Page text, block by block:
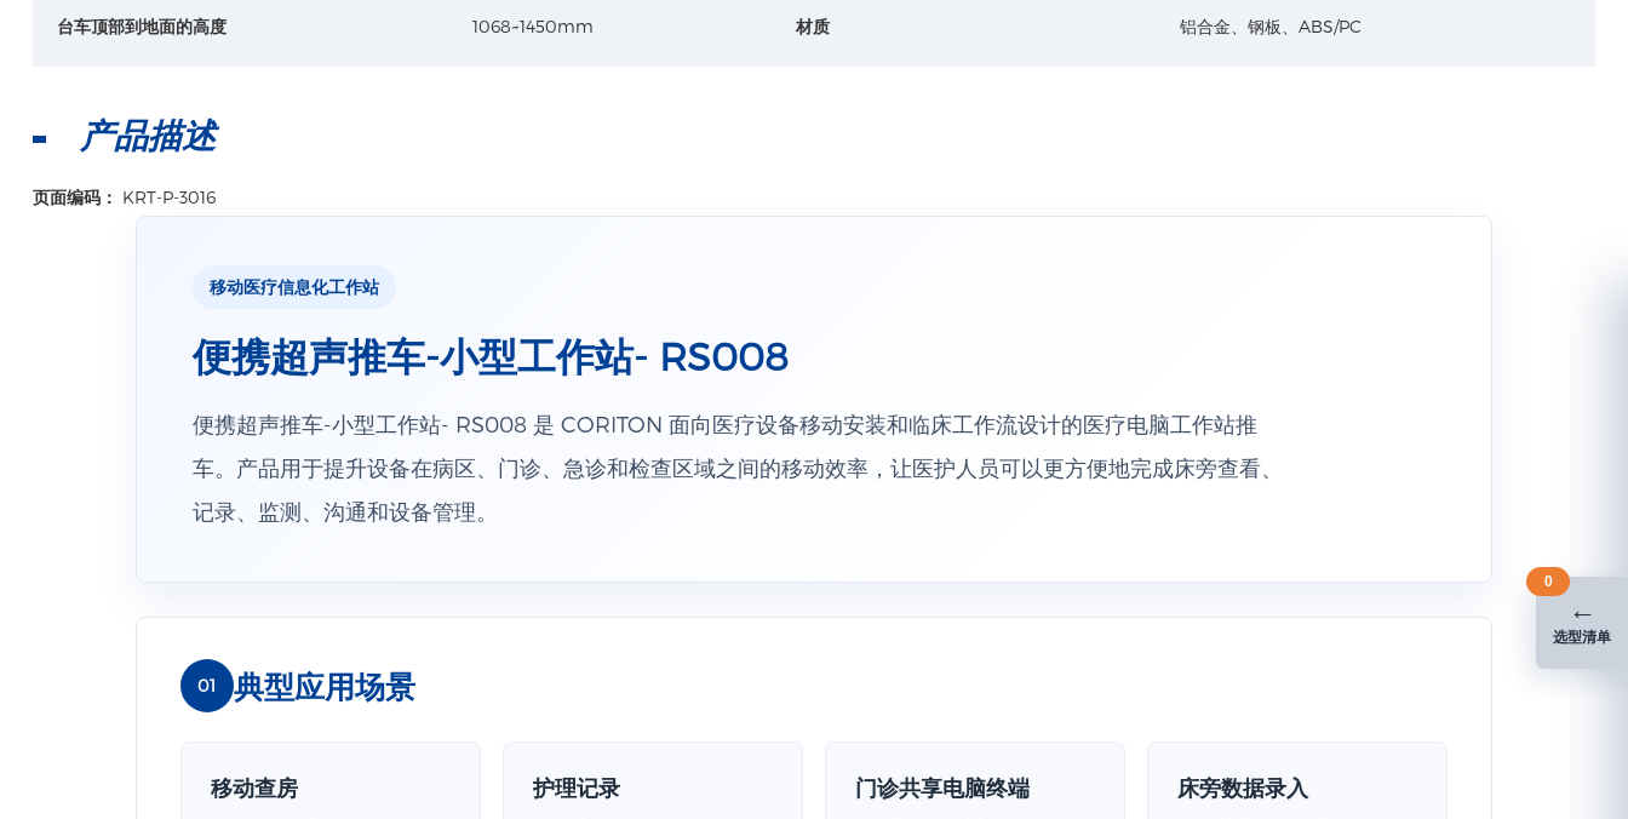
台车顶部到地面的高度 1068~1450mm 材质 铝合金、钢板、ABS/PC
产品描述
页面编码： KRT-P-3016
移动医疗信息化工作站
便携超声推车-小型工作站- RS008
便携超声推车-小型工作站- RS008 是 CORITON 面向医疗设备移动安装和临床工作流设计的医疗电脑工作站推
车。产品用于提升设备在病区、门诊、急诊和检查区域之间的移动效率，让医护人员可以更方便地完成床旁查看、
记录、监测、沟通和设备管理。
01 典型应用场景
移动查房 护理记录 门诊共享电脑终端 床旁数据录入
←
选型清单
0